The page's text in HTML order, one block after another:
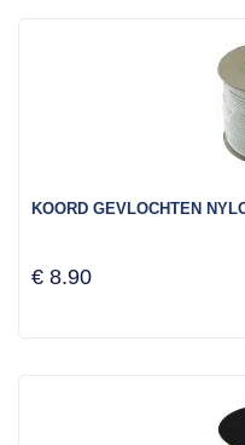
KOORD GEVLOCHTEN
€ 8.90